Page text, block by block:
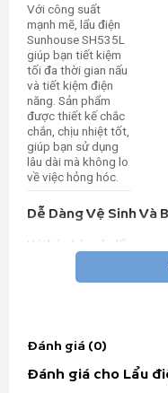
Với công suất
mạnh mẽ, lẩu điện
Sunhouse SH535L
giúp bạn tiết kiệm
tối đa thời gian nấu
và tiết kiệm điện
năng. Sản phẩm
được thiết kế chắc
chắn, chịu nhiệt tốt,
giúp bạn sử dụng
lâu dài mà không lo
về việc hỏng hóc.
Dễ Dàng Vệ Sinh Và
Với bộ phận nắp lẩu
tháo rời dễ dàng, lẩu
chóng và tiện lợi.
Việc bảo quản sản
phẩm cũng trở nên
Đánh giá (0)
Đánh giá cho Lẩu